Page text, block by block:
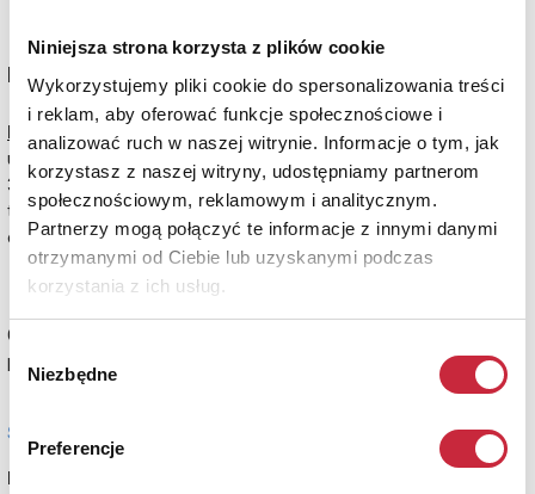
Niniejsza strona korzysta z plików cookie
Wykorzystujemy pliki cookie do spersonalizowania treści
i reklam, aby oferować funkcje społecznościowe i
analizować ruch w naszej witrynie. Informacje o tym, jak
korzystasz z naszej witryny, udostępniamy partnerom
społecznościowym, reklamowym i analitycznym.
Partnerzy mogą połączyć te informacje z innymi danymi
otrzymanymi od Ciebie lub uzyskanymi podczas
korzystania z ich usług.
zgody
Niezbędne
Preferencje
Filia Domu Aukcyjnego w Krakowie
Biuro Przyjęć:
ul. Łobzowska 3 (budynek ZPAP)
31 - 139 Kraków
tel:+48 605 591 317,+48 691 622 444
e-mail:krakow2@rempex.com.pl
krakow@rempex.com.pl
Czynny:
pon.- pt.: 12:00 - 18:00
Sprawdź jak do nas dojechać!